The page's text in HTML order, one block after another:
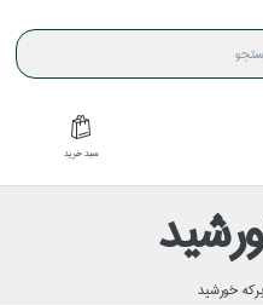
سبد خريد
بركه خورشيد